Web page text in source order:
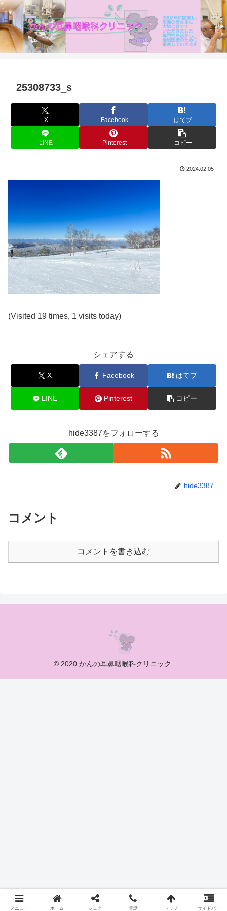
25308733_s
X Facebook はてブ
LINE Pinterest コピー
2024.02.05
(Visited 19 times, 1 visits today)
シェアする
X Facebook はてブ
LINE Pinterest コピー
hide3387をフォローする
hide3387
コメント
コメントを書き込む
© 2020 かんの耳鼻咽喉科クリニック.
メニュー ホーム シェア 電話 トップ サイドバー